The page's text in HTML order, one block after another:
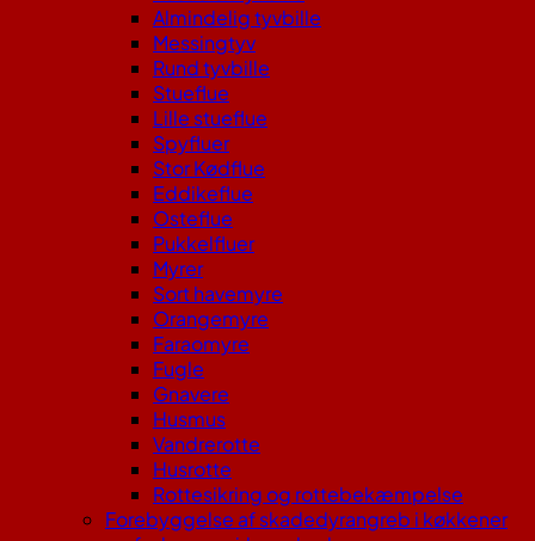
Almindelig tyvbille
Messingtyv
Rund tyvbille
Stueflue
Lille stueflue
Spyfluer
Stor Kødflue
Eddikeflue
Osteflue
Pukkelfluer
Myrer
Sort havemyre
Orangemyre
Faraomyre
Fugle
Gnavere
Husmus
Vandrerotte
Husrotte
Rottesikring og rottebekæmpelse
Forebyggelse af skadedyrangreb i køkkener